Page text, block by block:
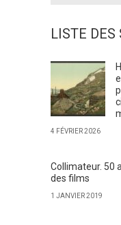
LISTE
4 FÉVRIER 2026
Collimateur. 50
des films
1 JANVIER 2019